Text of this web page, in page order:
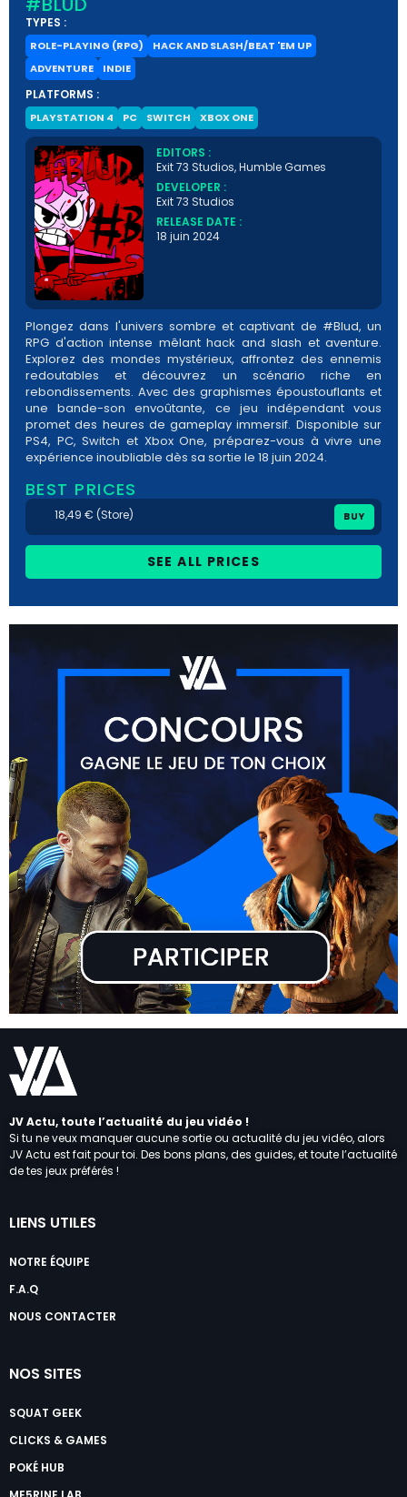
TYPES :
ROLE-PLAYING (RPG)
HACK AND SLASH/BEAT 'EM UP
ADVENTURE
INDIE
PLATFORMS :
PLAYSTATION 4 PC SWITCH XBOX ONE
EDITORS :
Exit 73 Studios, Humble Games
DEVELOPER :
Exit 73 Studios
RELEASE DATE :
18 juin 2024
Plongez dans l'univers sombre et captivant de #Blud, un
RPG d'action intense mêlant hack and slash et aventure.
Explorez des mondes mystérieux, affrontez des ennemis
redoutables et découvrez un scénario riche en
rebondissements. Avec des graphismes époustouflants et
une bande-son envoûtante, ce jeu indépendant vous
promet des heures de gameplay immersif. Disponible sur
PS4, PC, Switch et Xbox One, préparez-vous à vivre une
expérience inoubliable dès sa sortie le 18 juin 2024.
BEST PRICES
18,49 € (Store) BUY
SEE ALL PRICES
JV Actu, toute l’actualité du jeu vidéo !
Si tu ne veux manquer aucune sortie ou actualité du jeu vidéo, alors
JV Actu est fait pour toi. Des bons plans, des guides, et toute l’actualité
de tes jeux préférés !
LIENS UTILES
NOTRE ÉQUIPE
F.A.Q
NOUS CONTACTER
NOS SITES
SQUAT GEEK
CLICKS & GAMES
POKÉ HUB